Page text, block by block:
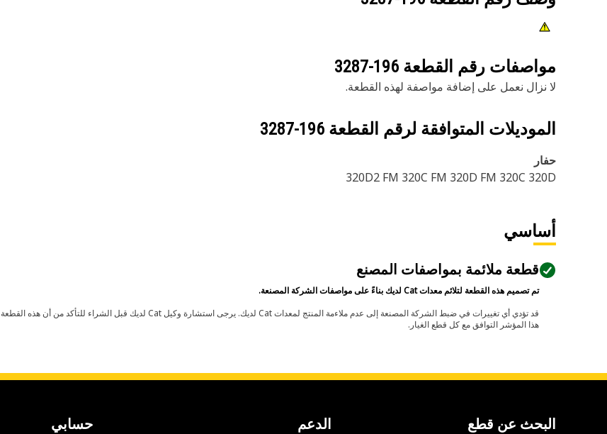
مواصفات رقم القطعة 196-3287
لا نزال نعمل على إضافة مواصفة لهذه القطعة.
الموديلات المتوافقة لرقم القطعة 196-3287
حفار
320D2 FM 320C FM 320D FM 320C 320D
أساسي
قطعة ملائمة بمواصفات المصنع
تم تصميم هذه القطعة لتلائم معدات Cat لديك بناءً على مواصفات الشركة المصنعة.
هذا المؤشر التوافق مع كل قطع الغيار.
البحث عن قطع الدعم حسابي